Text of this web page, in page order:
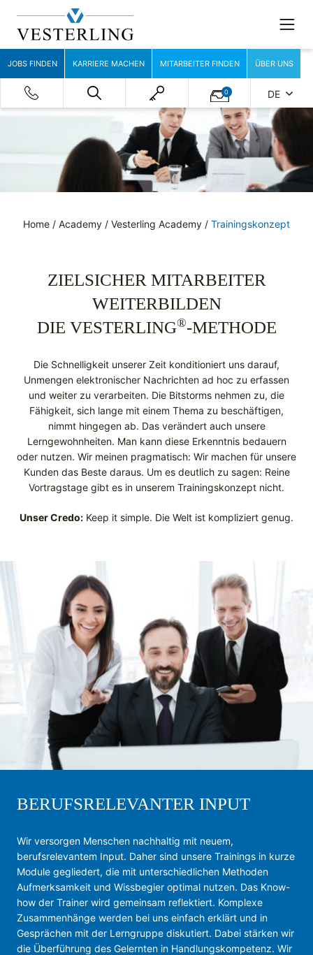
JOBS FINDEN KARRIERE MACHEN MITARBEITER FINDEN ÜBER UNS
0 DE
Home / Academy / Vesterling Academy / Trainingskonzept
ZIELSICHER MITARBEITER
WEITERBILDEN
DIE VESTERLING®-METHODE
Die Schnelligkeit unserer Zeit konditioniert uns darauf,
Unmengen elektronischer Nachrichten ad hoc zu erfassen
und weiter zu verarbeiten. Die Bitstorms nehmen zu, die
Fähigkeit, sich lange mit einem Thema zu beschäftigen,
nimmt hingegen ab. Das verändert auch unsere
Lerngewohnheiten. Man kann diese Erkenntnis bedauern
oder nutzen. Wir meinen pragmatisch: Wir machen für unsere
Kunden das Beste daraus. Um es deutlich zu sagen: Reine
Vortragstage gibt es in unserem Trainingskonzept nicht.
Unser Credo: Keep it simple. Die Welt ist kompliziert genug.
BERUFSRELEVANTER INPUT
Wir versorgen Menschen nachhaltig mit neuem,
berufsrelevantem Input. Daher sind unsere Trainings in kurze
Module gegliedert, die mit unterschiedlichen Methoden
Aufmerksamkeit und Wissbegier optimal nutzen. Das Know-
how der Trainer wird gemeinsam reflektiert. Komplexe
Zusammenhänge werden bei uns einfach erklärt und in
Gesprächen mit der Lerngruppe diskutiert. Dabei stärken wir
die Überführung des Gelernten in Handlungskompetenz. Wir